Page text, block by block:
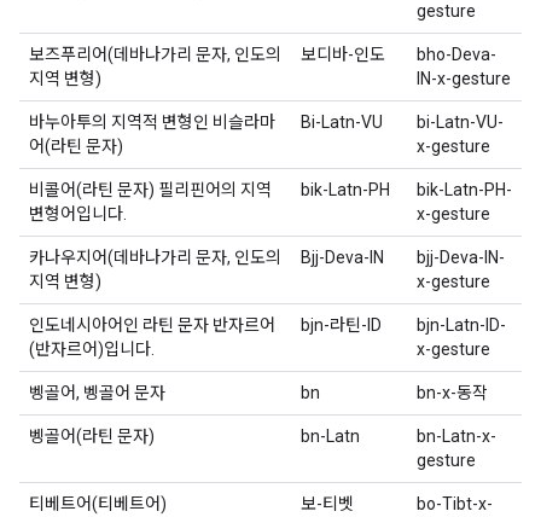
gesture
보즈푸리어(데바나가리 문자, 인도의
지역 변형)
보디바-인도
bho-Deva-
IN-x-gesture
바누아투의 지역적 변형인 비슬라마
어(라틴 문자)
Bi-Latn-VU
bi-Latn-VU-
x-gesture
비콜어(라틴 문자) 필리핀어의 지역
변형어입니다.
bik-Latn-PH
bik-Latn-PH-
x-gesture
카나우지어(데바나가리 문자, 인도의
지역 변형)
Bjj-Deva-IN
bjj-Deva-IN-
x-gesture
인도네시아어인 라틴 문자 반자르어
(반자르어)입니다.
bjn-라틴-ID
bjn-Latn-ID-
x-gesture
벵골어, 벵골어 문자 bn bn-x-동작
벵골어(라틴 문자) bn-Latn
bn-Latn-x-
gesture
티베트어(티베트어) 보-티벳
bo-Tibt-x-